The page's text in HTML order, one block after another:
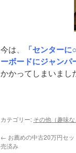
今は
「センター
ーボードにジャンパ
かかってしまいまし
カテゴリー: その他（趣味な
← お薦めの中古20万円セ
売済み